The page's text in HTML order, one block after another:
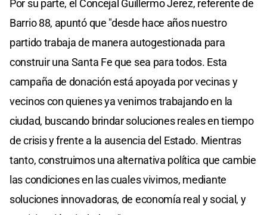
Por su parte, el Concejal Guillermo Jerez, referente de
Barrio 88, apuntó que "desde hace años nuestro
partido trabaja de manera autogestionada para
construir una Santa Fe que sea para todos. Esta
campaña de donación está apoyada por vecinas y
vecinos con quienes ya venimos trabajando en la
ciudad, buscando brindar soluciones reales en tiempo
de crisis y frente a la ausencia del Estado. Mientras
tanto, construimos una alternativa política que cambie
las condiciones en las cuales vivimos, mediante
soluciones innovadoras, de economía real y social, y